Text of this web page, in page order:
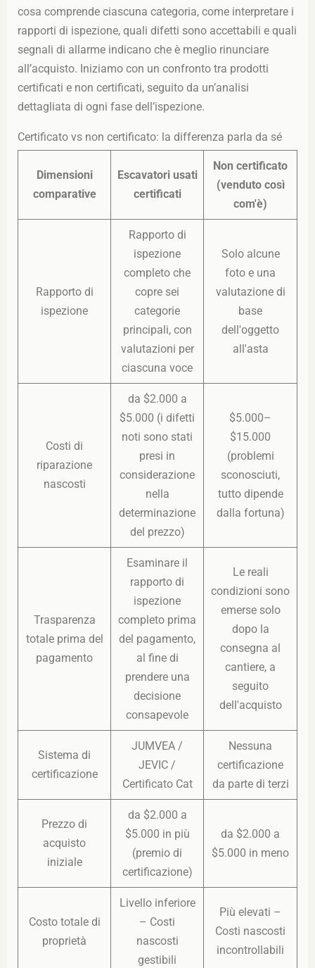
cosa comprende ciascuna categoria, come interpretare i
rapporti di ispezione, quali difetti sono accettabili e quali
segnali di allarme indicano che è meglio rinunciare
all’acquisto. Iniziamo con un confronto tra prodotti
certificati e non certificati, seguito da un’analisi
dettagliata di ogni fase dell’ispezione.
Certificato vs non certificato: la differenza parla da sé
Dimensioni
comparative
Escavatori usati
certificati
Non certificato
(venduto così
com'è)
Rapporto di
ispezione
Rapporto di
ispezione
completo che
copre sei
categorie
principali, con
valutazioni per
ciascuna voce
Solo alcune
foto e una
valutazione di
base
dell'oggetto
all'asta
Costi di
riparazione
nascosti
da $2.000 a
$5.000 (i difetti
noti sono stati
presi in
considerazione
nella
determinazione
del prezzo)
$5.000–
$15.000
(problemi
sconosciuti,
tutto dipende
dalla fortuna)
Trasparenza
totale prima del
pagamento
Esaminare il
rapporto di
ispezione
completo prima
del pagamento,
al fine di
prendere una
decisione
consapevole
Le reali
condizioni sono
emerse solo
dopo la
consegna al
cantiere, a
seguito
dell'acquisto
Sistema di
certificazione
JUMVEA /
JEVIC /
Certificato Cat
Nessuna
certificazione
da parte di terzi
Prezzo di
acquisto
iniziale
da $2.000 a
$5.000 in più
(premio di
certificazione)
da $2.000 a
$5.000 in meno
Costo totale di
proprietà
Livello inferiore
– Costi
nascosti
gestibili
Più elevati –
Costi nascosti
incontrollabili